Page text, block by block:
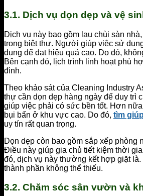
3.1. Dịch vụ dọn dẹp và vệ
Dịch vụ này bao gồm lau chùi sàn
trong biệt thự. Người giúp việc sử
dụng để đạt hiệu quả cao. Do đó,
Bên cạnh đó, lịch trình linh hoạt phù
đình.
Theo khảo sát của Cleaning Industry
thự cần dọn dẹp hàng ngày để duy trì
giúp việc phải có sức bền tốt. Hơn
bụi bẩn ở khu vực cao. Do đó, tìm
uy tín rất quan trọng.
Dọn dẹp còn bao gồm sắp xếp phòng
Điều này giúp gia chủ tiết kiệm thời
đó, dịch vụ này thường kết hợp giặt là.
thành phần không thể thiếu.
3.2. Chăm sóc sân vườn và